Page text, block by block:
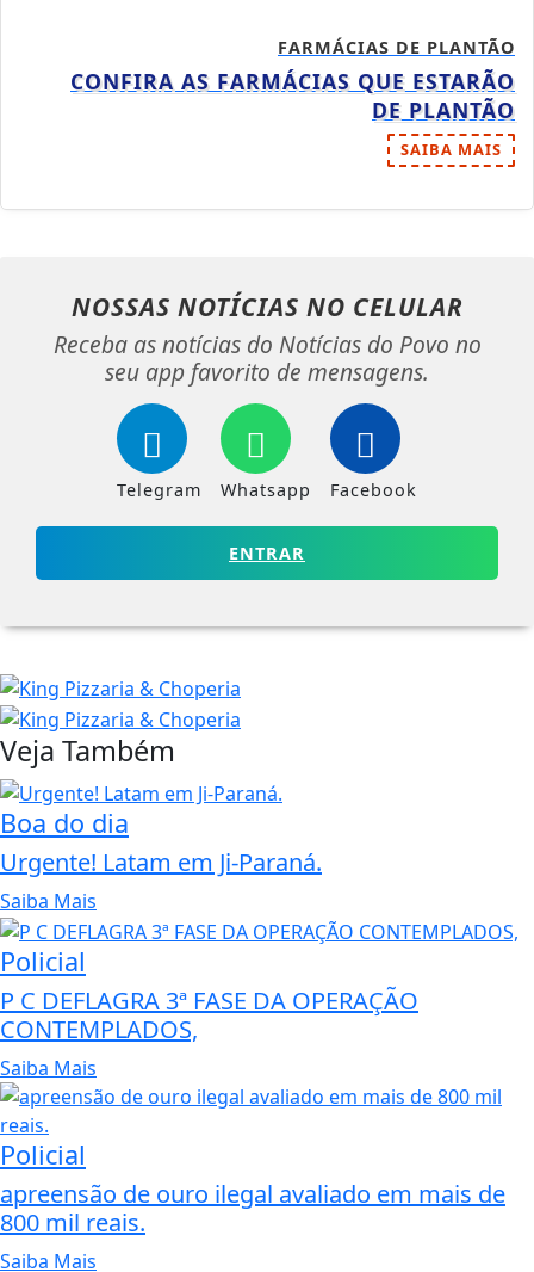
FARMÁCIAS DE PLANTÃO
CONFIRA AS FARMÁCIAS QUE ESTARÃO
DE PLANTÃO
SAIBA MAIS
NOSSAS NOTÍCIAS NO CELULAR
Receba as notícias do Notícias do Povo no
seu app favorito de mensagens.
Telegram Whatsapp Facebook
ENTRAR
Veja Também
Boa do dia
Urgente! Latam em Ji-Paraná.
Saiba Mais
Policial
P C DEFLAGRA 3ª FASE DA OPERAÇÃO
CONTEMPLADOS,
Saiba Mais
Policial
apreensão de ouro ilegal avaliado em mais de
800 mil reais.
Saiba Mais